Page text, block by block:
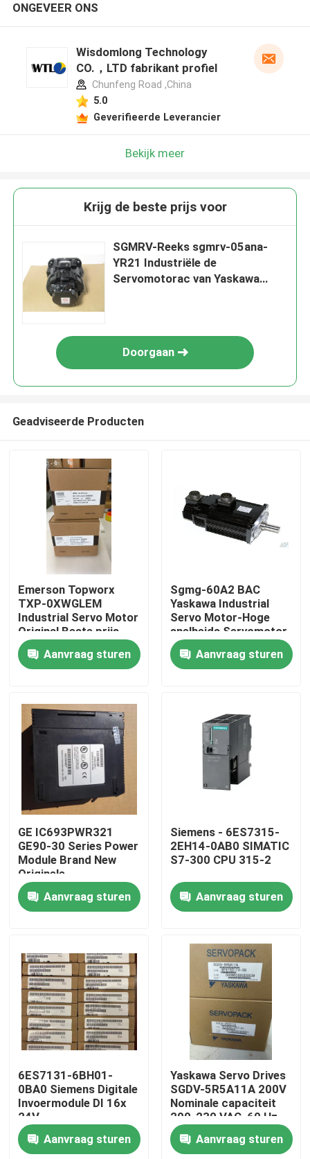
Producten
Ongeveer ons
Fabrieksreis
Contacteer ons
Verzoek om een Citaat
Industriële Servoaandrijving
AC Servoversterker
ONGEVEER ONS
Wisdomlong Technology
CO.，LTD fabrikant profiel
Chunfeng Road ,China
5.0
Geverifieerde Leverancier
Bekijk meer
Krijg de beste prijs voor
SGMRV-Reeks sgmrv-05ana-
YR21 Industriële de
Servomotorac van Yaskawa
Doorgaan
Geadviseerde Producten
Emerson Topworx
TXP-0XWGLEM
Industrial Servo Motor
Original Beste prijs
Aanvraag sturen
Sgmg-60A2 BAC
Yaskawa Industrial
Servo Motor-Hoge
snelheids Servomotor
6000W
Aanvraag sturen
GE IC693PWR321
GE90-30 Series Power
Module Brand New
Originele
Aanvraag sturen
Siemens - 6ES7315-
2EH14-0AB0 SIMATIC
S7-300 CPU 315-2
Aanvraag sturen
6ES7131-6BH01-
0BA0 Siemens Digitale
Invoermodule DI 16x
24V
gelijkstroomstandaard
Aanvraag sturen
Yaskawa Servo Drives
SGDV-5R5A11A 200V
Nominale capaciteit
200-230 VAC, 60 Hz
Input
Aanvraag sturen